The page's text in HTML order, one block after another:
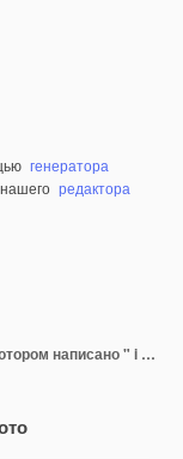
генератора
редактора
монитор с черно-зеленым фоном, на котором написано " i head head head " и " i headhead quot "